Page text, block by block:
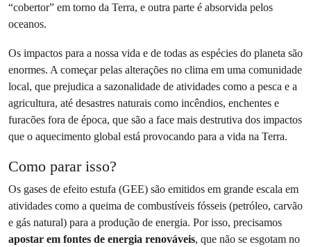
“cobertor” em torno da Terra, e outra parte é absorvida pelos
oceanos.
Os impactos para a nossa vida e de todas as espécies do planeta são
enormes. A começar pelas alterações no clima em uma comunidade
local, que prejudica a sazonalidade de atividades como a pesca e a
agricultura, até desastres naturais como incêndios, enchentes e
furacões fora de época, que são a face mais destrutiva dos impactos
que o aquecimento global está provocando para a vida na Terra.
Como parar isso?
Os gases de efeito estufa (GEE) são emitidos em grande escala em
atividades como a queima de combustíveis fósseis (petróleo, carvão
e gás natural) para a produção de energia. Por isso, precisamos
apostar em fontes de energia renováveis, que não se esgotam no